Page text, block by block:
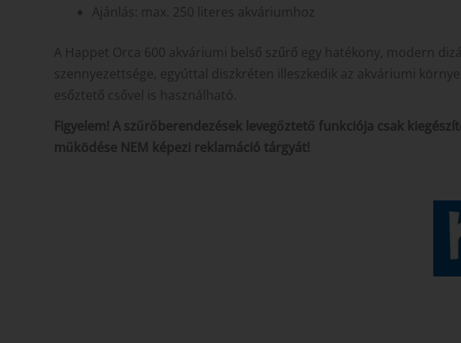
Ajánlás: max. 250 literes akváriumhoz
A Happet Orca 600 akváriumi belső szűrő egy hatékony, modern
szennyezettsége, egyúttal diszkréten illeszkedik az akváriumi
esőztető csővel is használható.
Figyelem! A szűrőberendezések levegőztető funkciója csak
működése NEM képezi reklamáció tárgyát!